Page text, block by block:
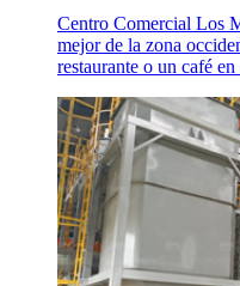
Centro Comercial Los
mejor de la zona
restaurante o un café